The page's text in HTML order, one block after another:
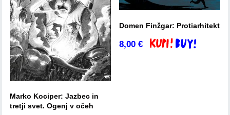
Marko Kociper: Jazbec in
tretji svet. Ogenj v očeh
Domen Finžgar: Protiarhitekt
8,00€ Dodaj v košarico